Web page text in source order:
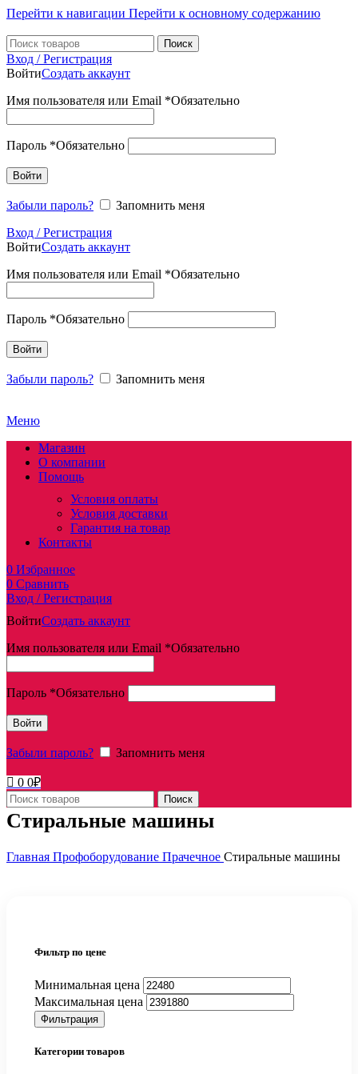
Перейти к навигации Перейти к основному содержанию
Поиск
Вход / Регистрация
ВойтиСоздать аккаунт
Имя пользователя или Email *Обязательно
Пароль *Обязательно
Войти
Забыли пароль?
Запомнить меня
Вход / Регистрация
ВойтиСоздать аккаунт
Имя пользователя или Email *Обязательно
Пароль *Обязательно
Войти
Забыли пароль? Запомнить меня
Меню
Магазин
О компании
Помощь
Условия оплаты
Условия доставки
Гарантия на товар
Контакты
0 Избранное
0 Сравнить
Вход / Регистрация
ВойтиСоздать аккаунт
Имя пользователя или Email *Обязательно
Пароль *Обязательно
Войти
Забыли пароль? Запомнить меня
0 0₽
Поиск
Стиральные машины
Главная Профоборудование Прачечное Стиральные машины
Фильтр по цене
Минимальная цена
Максимальная цена
Фильтрация
Категории товаров